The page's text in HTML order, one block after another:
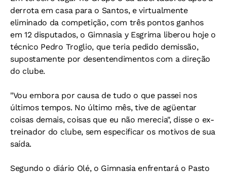
derrota em casa para o Santos, e virtualmente
eliminado da competição, com três pontos ganhos
em 12 disputados, o Gimnasia y Esgrima liberou hoje o
técnico Pedro Troglio, que teria pedido demissão,
supostamente por desentendimentos com a direção
do clube.
"Vou embora por causa de tudo o que passei nos
últimos tempos. No último mês, tive de agüentar
coisas demais, coisas que eu não merecia", disse o ex-
treinador do clube, sem especificar os motivos de sua
saída.
Segundo o diário Olé, o Gimnasia enfrentará o Pasto